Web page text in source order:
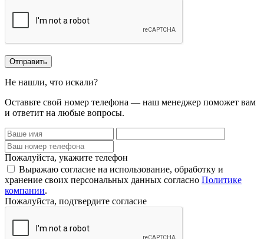
Отправить
Не нашли, что искали?
Оставьте свой номер телефона — наш менеджер поможет вам
и ответит на любые вопросы.
Пожалуйста, укажите телефон
Выражаю согласие на использование, обработку и
хранение своих персональных данных согласно Политике
компании.
Пожалуйста, подтвердите согласие